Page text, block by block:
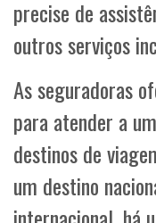
precise de
outros serviços
As seguradoras
para atender a
destinos de
um destino